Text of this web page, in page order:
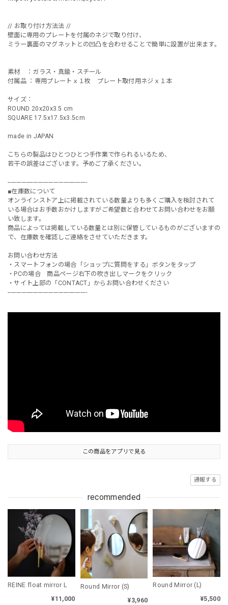
// お取り付け方法法 //
壁面に専用のプレートを付属のネジで取り付け、
ミラー裏面のマグネットとの凹凸を合わせることで簡単に設置が出来ます。
素材 ：ガラス・真鍮・スチール
付属品 ：専用プレートｘ１枚 プレート取付用ネジｘ１本
サイズ：
ROUND 20x20x3.5 cm
SQUARE 17.5x17.5x3.5cm
made in JAPAN
こちらの製品はひとつひとつ手作業で作られるいるため、
若干の誤差はございます。予めご了承ください。
-----------------------------------------------
■在庫数について
オンラインストア上に掲載されている数量よりも多くご購入を検討されて
いる場合はお手数おかけしますがご希望数と合わせてお問い合わせをお願
い致します。
商品によっては掲載している数量とは別に保管しているものがございますの
で、在庫数を確認しご連絡をさせていただきます。
お問い合わせ方法
・スマートフォンの場合「ショップに質問をする」ボタンをタップ
・PCの場合 商品ページ右下の吹き出しマークをクリック
・サイト上部の「CONTACT」からお問い合わせください
-----------------------------------------------
この商品をアプリで見る
通報する
recommended
REINE float mirror L
¥11,000
Round Mirror (S)
¥3,960
Round Mirror (L)
¥5,500